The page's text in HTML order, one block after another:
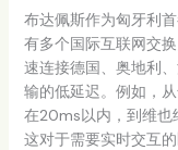
布达佩斯作为匈牙利
有多个国际互联网交
速连接德国、奥地利
输的低延迟。例如，
在20ms以内，到维也
这对于需要实时交互的